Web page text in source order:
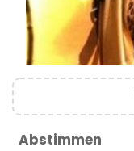
Abstimmen